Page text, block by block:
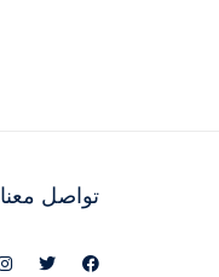
تواصل معنا